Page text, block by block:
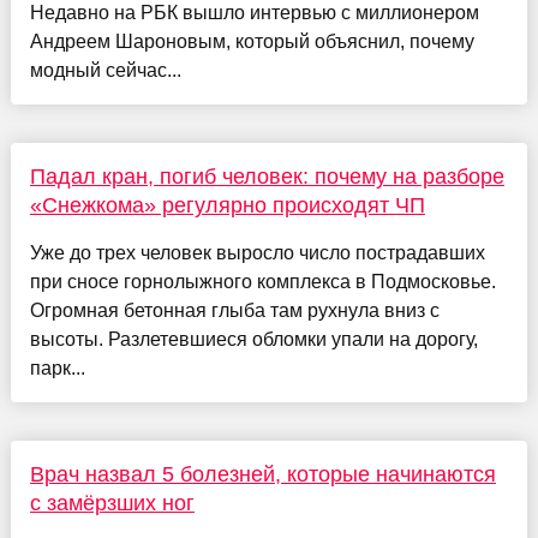
Недавно на РБК вышло интервью с миллионером
Андреем Шароновым, который объяснил, почему
модный сейчас...
Падал кран, погиб человек: почему на разборе
«Снежкома» регулярно происходят ЧП
Уже до трех человек выросло число пострадавших
при сносе горнолыжного комплекса в Подмосковье.
Огромная бетонная глыба там рухнула вниз с
высоты. Разлетевшиеся обломки упали на дорогу,
парк...
Врач назвал 5 болезней, которые начинаются
с замёрзших ног